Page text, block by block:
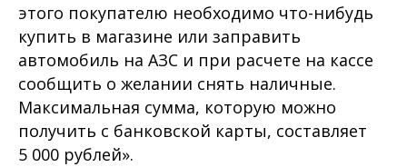
этого покупателю необходимо что-нибудь
купить в магазине или заправить
автомобиль на АЗС и при расчете на кассе
сообщить о желании снять наличные.
Максимальная сумма, которую можно
получить с банковской карты, составляет
5 000 рублей».